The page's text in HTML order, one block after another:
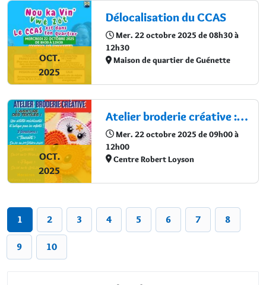
OCT.
2025
Délocalisation du CCAS
Mer. 22 octobre 2025 de 08h30 à
12h30
Maison de quartier de Guénette
OCT.
2025
Atelier broderie créative : L’aventure des textiles !
Mer. 22 octobre 2025 de 09h00 à
12h00
Centre Robert Loyson
1 2 3 4 5 6 7 8
9 10